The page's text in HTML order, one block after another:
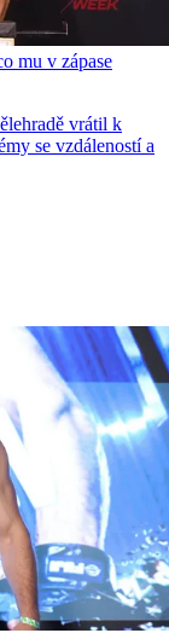
mu v zápase
vrátil k
se vzdáleností a